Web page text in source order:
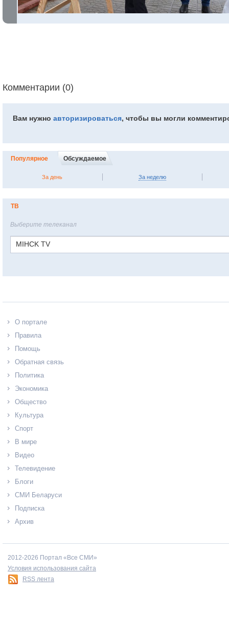
Комментарии (0)
Вам нужно авторизироваться, чтобы вы могли
Популярное Обсуждаемое
За день За неделю
ТВ
Выберите телеканал
MIHCK TV
О портале
Правила
Помощь
Обратная связь
Политика
Экономика
Общество
Культура
Спорт
В мире
Видео
Телевидение
Блоги
СМИ Беларуси
Подписка
Архив
2012-2026 Портал «Все СМИ»
Условия использования сайта
RSS лента